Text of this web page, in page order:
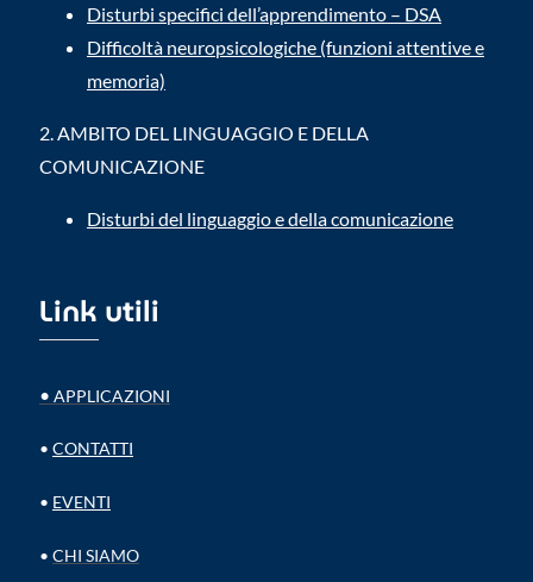
Disturbi specifici dell’apprendimento – DSA
Difficoltà neuropsicologiche (funzioni attentive e
memoria)
2. AMBITO DEL LINGUAGGIO E DELLA
COMUNICAZIONE
Disturbi del linguaggio e della comunicazione
Link utili
• APPLICAZIONI
• CONTATTI
• EVENTI
• CHI SIAMO